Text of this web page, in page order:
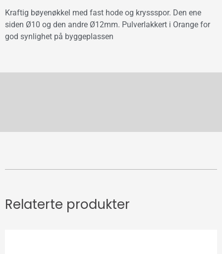
Kraftig bøyenøkkel med fast hode og kryssspor. Den ene
siden Ø10 og den andre Ø12mm. Pulverlakkert i Orange for
god synlighet på byggeplassen
Relaterte produkter